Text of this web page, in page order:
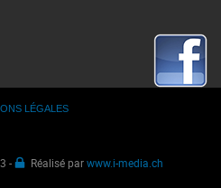
LÉGALES
- Réalisé parwww.i-media.ch